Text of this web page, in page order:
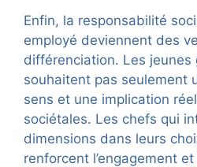
Enfin, la responsabilité
employé deviennent des
différenciation. Les jeunes
souhaitent pas seulement
sens et une implication
sociétales. Les chefs qui
dimensions dans leurs
renforcent l’engagement